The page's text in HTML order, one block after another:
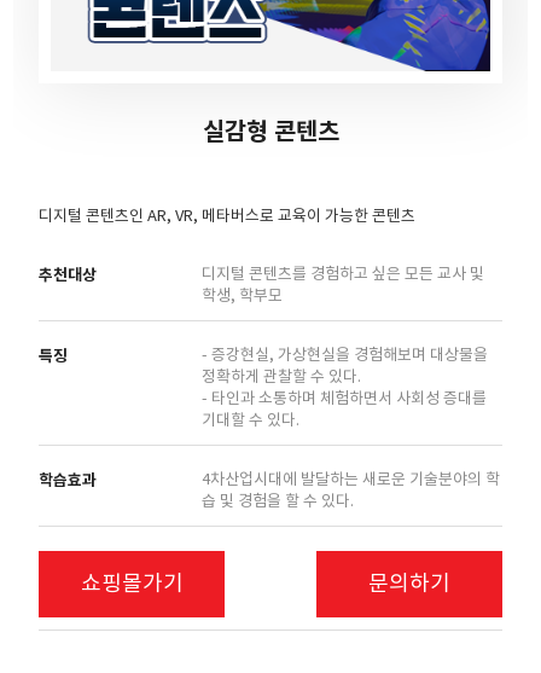
실감형 콘텐츠
디지털 콘텐츠인 AR, VR, 메타버스로 교육이 가능한 콘텐츠
추천대상
디지털 콘텐츠를 경험하고 싶은 모든 교사 및
학생, 학부모
특징
- 증강현실, 가상현실을 경험해보며 대상물을
정확하게 관찰할 수 있다.
- 타인과 소통하며 체험하면서 사회성 증대를
기대할 수 있다.
학습효과
4차산업시대에 발달하는 새로운 기술분야의 학
습 및 경험을 할 수 있다.
쇼핑몰가기 문의하기